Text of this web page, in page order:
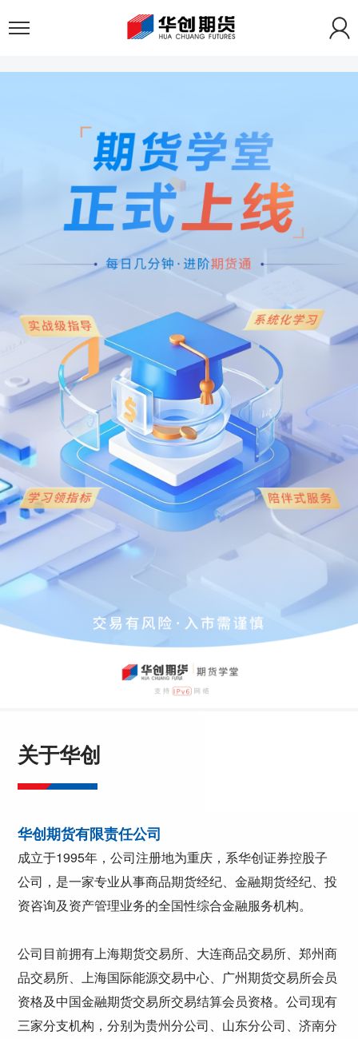
关于华创
华创期货有限责任公司
成立于1995年，公司注册地为重庆，系华创证券控股子
公司，是一家专业从事商品期货经纪、金融期货经纪、投
资咨询及资产管理业务的全国性综合金融服务机构。
公司目前拥有上海期货交易所、大连商品交易所、郑州商
品交易所、上海国际能源交易中心、广州期货交易所会员
资格及中国金融期货交易所交易结算会员资格。公司现有
三家分支机构，分别为贵州分公司、山东分公司、济南分